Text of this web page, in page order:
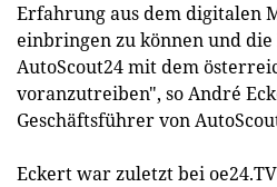
Erfahrung aus dem digitalen
einbringen zu können und
AutoScout24 mit dem
voranzutreiben", so André
Geschäftsführer von
Eckert war zuletzt bei